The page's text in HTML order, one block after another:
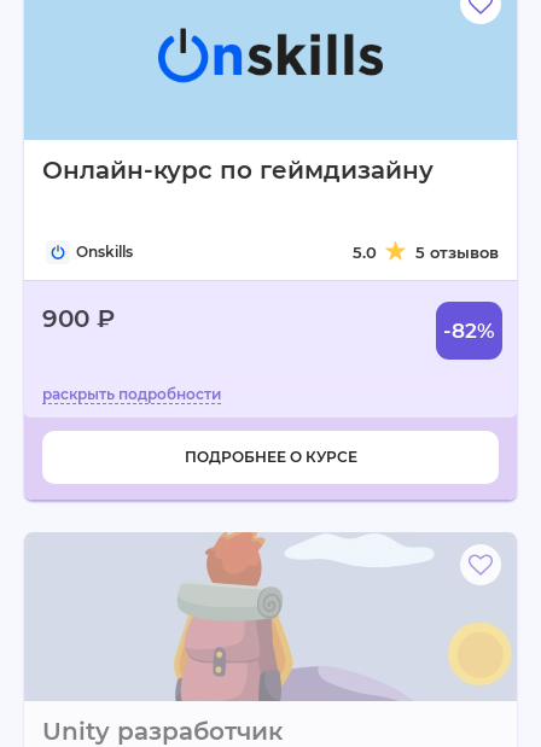
Онлайн-курс по геймдизайну
Onskills 5.0 5 отзывов
900 ₽ -82%
ПОДРОБНЕЕ О КУРСЕ
Unity разработчик